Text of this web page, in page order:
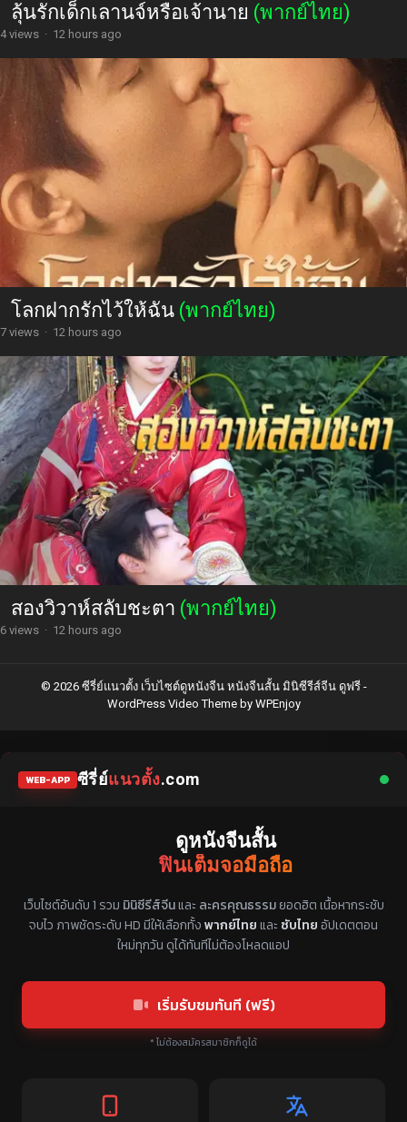
ลุ้นรักเด็กเลานจ์หรือเจ้านาย (พากย์ไทย)
4 views · 12 hours ago
โลกฝากรักไว้ให้ฉัน (พากย์ไทย)
7 views · 12 hours ago
สองวิวาห์สลับชะตา (พากย์ไทย)
6 views · 12 hours ago
© 2026 ซีรี่ย์แนวตั้ง เว็บไซต์ดูหนังจีน หนังจีนสั้น มินิซีรีส์จีน ดูฟรี -
WordPress Video Themeby WPEnjoy
WEB-APP ซีรี่ย์แนวตั้ง.com
ดูหนังจีนสั้น
ฟินเต็มจอมือถือ
แหล่งรวมซีรี่ย์จีนแนวตั้ง พากย์ไทย ซับไทย
เว็บไซต์อันดับ 1 รวม มินิซีรีส์จีนและ ละครคุณธรรมยอดฮิต เนื้อหากระชับ
จบไว ภาพชัดระดับ HD มีให้เลือกทั้งพากย์ไทยและ ซับไทยอัปเดตตอน
ใหม่ทุกวัน ดูได้ทันทีไม่ต้องโหลดแอป
เริ่มรับชมทันที (ฟรี)
* ไม่ต้องสมัครสมาชิกก็ดูได้